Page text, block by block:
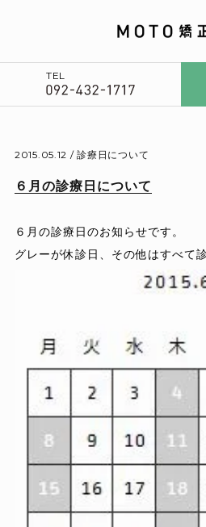
TEL
2015.05.12 /診療日について
６月の診療日について
６月の診療日のお知らせです。
グレーが休診日、その他はすべて